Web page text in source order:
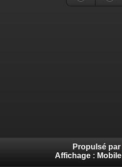
Propulsé par
Affichage : Mobile